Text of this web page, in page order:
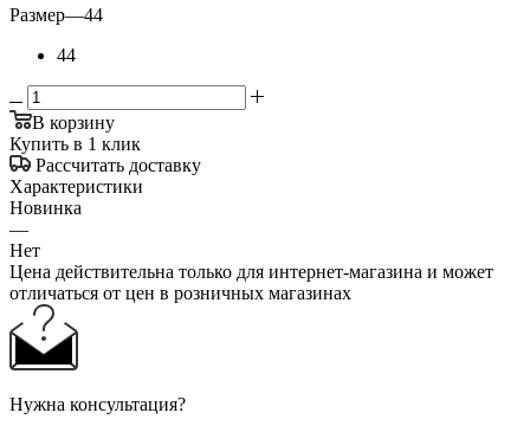
Размер—44
44
В корзину
Купить в 1 клик
Рассчитать доставку
Характеристики
Новинка
—
Нет
Цена действительна только для интернет-магазина и может
отличаться от цен в розничных магазинах
Нужна консультация?